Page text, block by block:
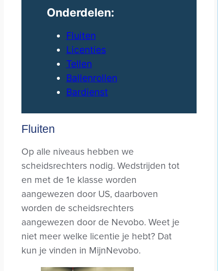
Onderdelen:
Fluiten
Licenties
Tellen
Ballenrollen
Bardienst
Fluiten
Op alle niveaus hebben we
scheidsrechters nodig. Wedstrijden tot
en met de 1e klasse worden
aangewezen door US, daarboven
worden de scheidsrechters
aangewezen door de Nevobo. Weet je
niet meer welke licentie je hebt? Dat
kun je vinden in MijnNevobo.